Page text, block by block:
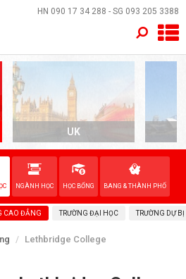
HN 090 17 34 288 - SG 093 205 3388
UK
NGÀNH HỌC HỌC BỔNG BANG & THÀNH PHỐ
CAO ĐẲNG TRƯỜNG ĐẠI HỌC TRƯỜNG DỰ BỊ
Lethbridge College
×